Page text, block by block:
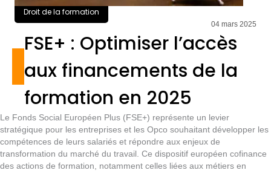
Droit de la formation
04 mars 2025
FSE+ : Optimiser l’accès
aux financements de la
formation en 2025
Le Fonds Social Européen Plus (FSE+) représente un levier
stratégique pour les entreprises et les Opco souhaitant développer les
compétences de leurs salariés et répondre aux enjeux de
transformation du marché du travail. Ce dispositif européen cofinance
des actions de formation, notamment celles liées aux métiers en